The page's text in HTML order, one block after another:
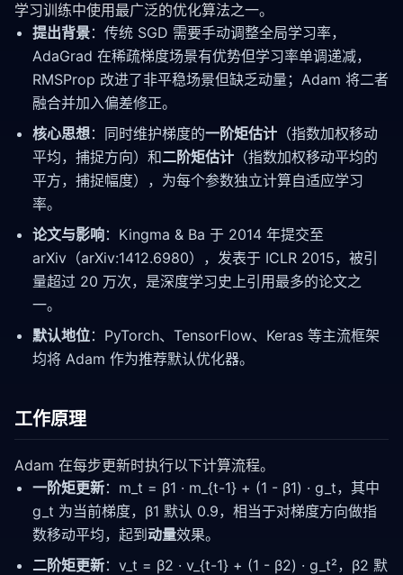
学习训练中使用最广泛的优化算法之一。
提出背景：传统 SGD 需要手动调整全局学习率，
AdaGrad 在稀疏梯度场景有优势但学习率单调递减，
RMSProp 改进了非平稳场景但缺乏动量；Adam 将二者
融合并加入偏差修正。
核心思想：同时维护梯度的一阶矩估计 （指数加权移动
平均，捕捉方向）和二阶矩估计 （指数加权移动平均的
平方，捕捉幅度），为每个参数独立计算自适应学习
率。
论文与影响：Kingma & Ba 于 2014 年提交至
arXiv（arXiv:1412.6980），发表于 ICLR 2015，被引
量超过 20 万次，是深度学习史上引用最多的论文之
一。
默认地位：PyTorch、TensorFlow、Keras 等主流框架
均将 Adam 作为推荐默认优化器。
工作原理
Adam 在每步更新时执行以下计算流程。
一阶矩更新：m_t = β1 · m_{t-1} + (1 - β1) · g_t，其中
g_t 为当前梯度，β1 默认 0.9，相当于对梯度方向做指
数移动平均，起到 动量效果。
二阶矩更新：v_t = β2 · v_{t-1} + (1 - β2) · g_t²，β2 默